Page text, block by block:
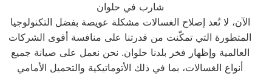
شارب في حلوان
الآن، لا تُعد إصلاح الغسالات مشكلة عويصة بفضل التكنولوجيا
المتطورة التي تمكّنت من قدرتنا على منافسة أقوى الشركات
العالمية وإظهار فخر بلدنا حلوان. نحن نعمل على صيانة جميع
أنواع الغسالات، بما في ذلك الأتوماتيكية والتحميل الأمامي